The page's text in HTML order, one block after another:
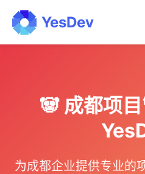
YesDev
🐼 成都项
为成都企业提供专业的